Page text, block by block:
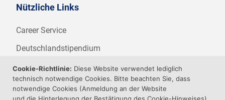
Nützliche Links
Career Service
Deutschlandstipendium
WHZ Firmenstipendium
Weitere Angebote der WHZ
Cookie-Richtlinie: Diese Website verwendet lediglich
technisch notwendige Cookies. Bitte beachten Sie, dass
notwendige Cookies (Anmeldung an der Website